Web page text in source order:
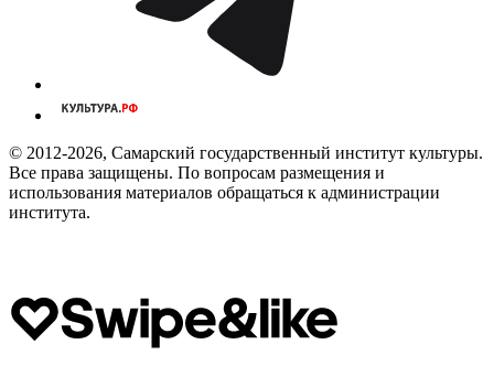
© 2012-2026, Самарский государственный институт культуры.
Все права защищены. По вопросам размещения и
использования материалов обращаться к администрации
института.